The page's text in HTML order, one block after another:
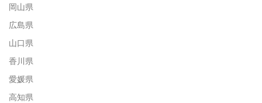
岡山県
広島県
山口県
香川県
愛媛県
高知県